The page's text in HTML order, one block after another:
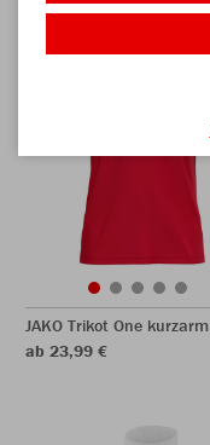
JAKO Trikot One kurzarm
ab 23,99 €